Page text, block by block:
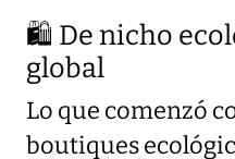
🛍️ De nicho
global
Lo que comenzó
boutiques